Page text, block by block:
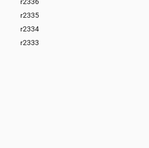
r2335
r2334
r2333